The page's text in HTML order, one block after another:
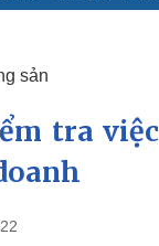
Dấu ấn VOV
Việc làm
Biển đảo
sản
tra